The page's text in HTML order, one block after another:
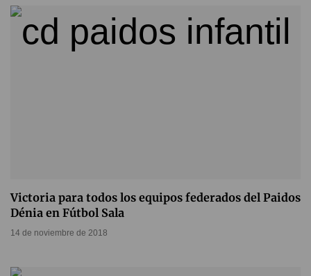
Victoria para todos los equipos federados del Paidos
Dénia en Fútbol Sala
14 de noviembre de 2018